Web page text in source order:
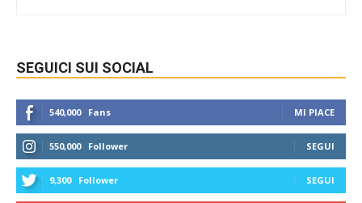
SEGUICI SUI SOCIAL
540,000 Fans MI PIACE
550,000 Follower SEGUI
9,300 Follower SEGUI